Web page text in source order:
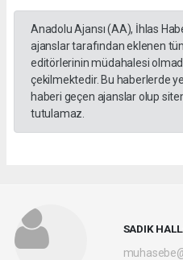
Anadolu Ajansı (AA), İhlas
ajanslar tarafından eklenen
editörlerinin müdahalesi
çekilmektedir. Bu haberlerde
haberi geçen ajanslar olup
tutulamaz.
SADIK